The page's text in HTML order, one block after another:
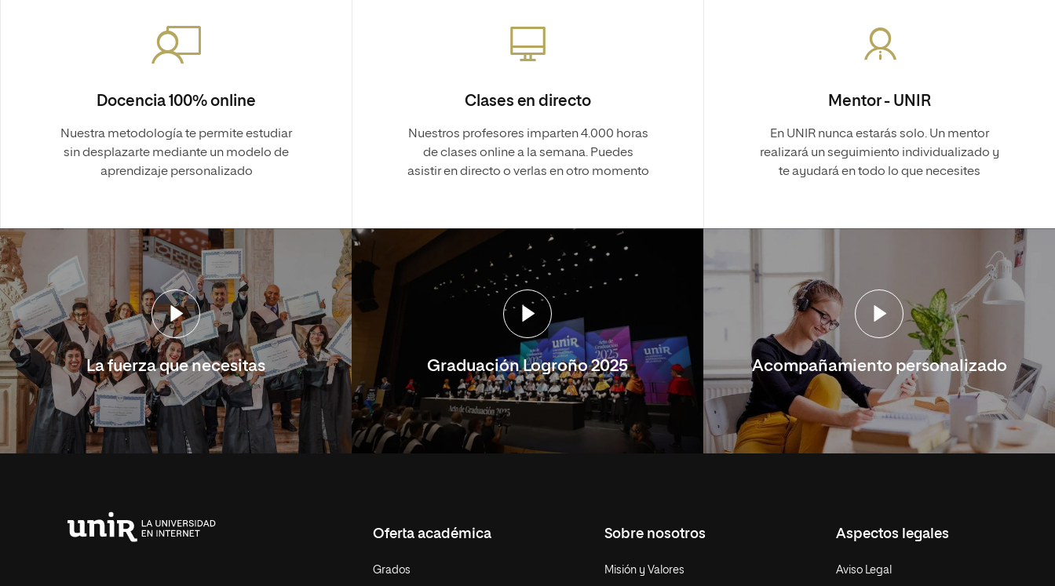
Docencia 100% online
Nuestra metodología te permite estudiar
sin desplazarte mediante un modelo de
aprendizaje personalizado
Clases en directo
Nuestros profesores imparten 4.000 horas
de clases online a la semana. Puedes
asistir en directo o verlas en otro momento
Mentor - UNIR
En UNIR nunca estarás solo. Un mentor
realizará un seguimiento individualizado y
te ayudará en todo lo que necesites
La fuerza que necesitas Graduación Logroño 2025 Acompañamiento personalizado
Oferta académica
Grados
Sobre nosotros
Misión y Valores
Aspectos legales
Aviso Legal